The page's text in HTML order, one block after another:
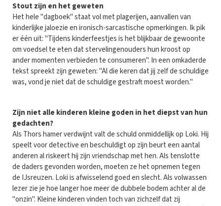
Stout zijn en het geweten
Het hele "dagboek" staat vol met plagerijen, aanvallen van
kinderlijke jaloezie en ironisch-sarcastische opmerkingen. Ik pik
er één uit: "Tijdens kinderfeestjes is het blijkbaar de gewoonte
om voedsel te eten dat stervelingenouders hun kroost op
ander momenten verbieden te consumeren". In een omkaderde
tekst spreekt zijn geweten: "Al die keren dat jij zelf de schuldige
was, vond je niet dat de schuldige gestraft moest worden."
Zijn niet alle kinderen kleine goden in het diepst van hun
gedachten?
Als Thors hamer verdwijnt valt de schuld onmiddellijk op Loki. Hij
speelt voor detective en beschuldigt op zijn beurt een aantal
anderen al riskeert hij zijn vriendschap met hen. Als tenslotte
de daders gevonden worden, moeten ze het opnemen tegen
de IJsreuzen. Loki is afwisselend goed en slecht. Als volwassen
lezer zie je hoe langer hoe meer de dubbele bodem achter al de
"onzin". Kleine kinderen vinden toch van zichzelf dat zij